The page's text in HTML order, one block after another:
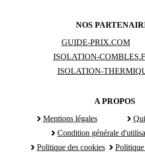
NOS
GUIDE-PRIX.COM
ISOLATION-
ISOLATION-
A PROPOS
Mentions légales
Condition générale
Politique des cookies